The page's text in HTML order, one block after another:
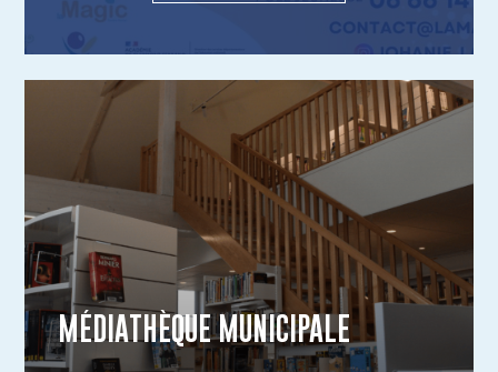
MÉDIATHÈQUE MUNICIPALE